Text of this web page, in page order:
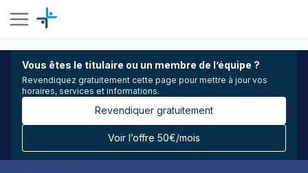
Vous êtes le titulaire ou un membre de l’équipe ?
Revendiquez gratuitement cette page pour mettre à jour vos
horaires, services et informations.
Revendiquer gratuitement
Voir l’offre 50€/mois